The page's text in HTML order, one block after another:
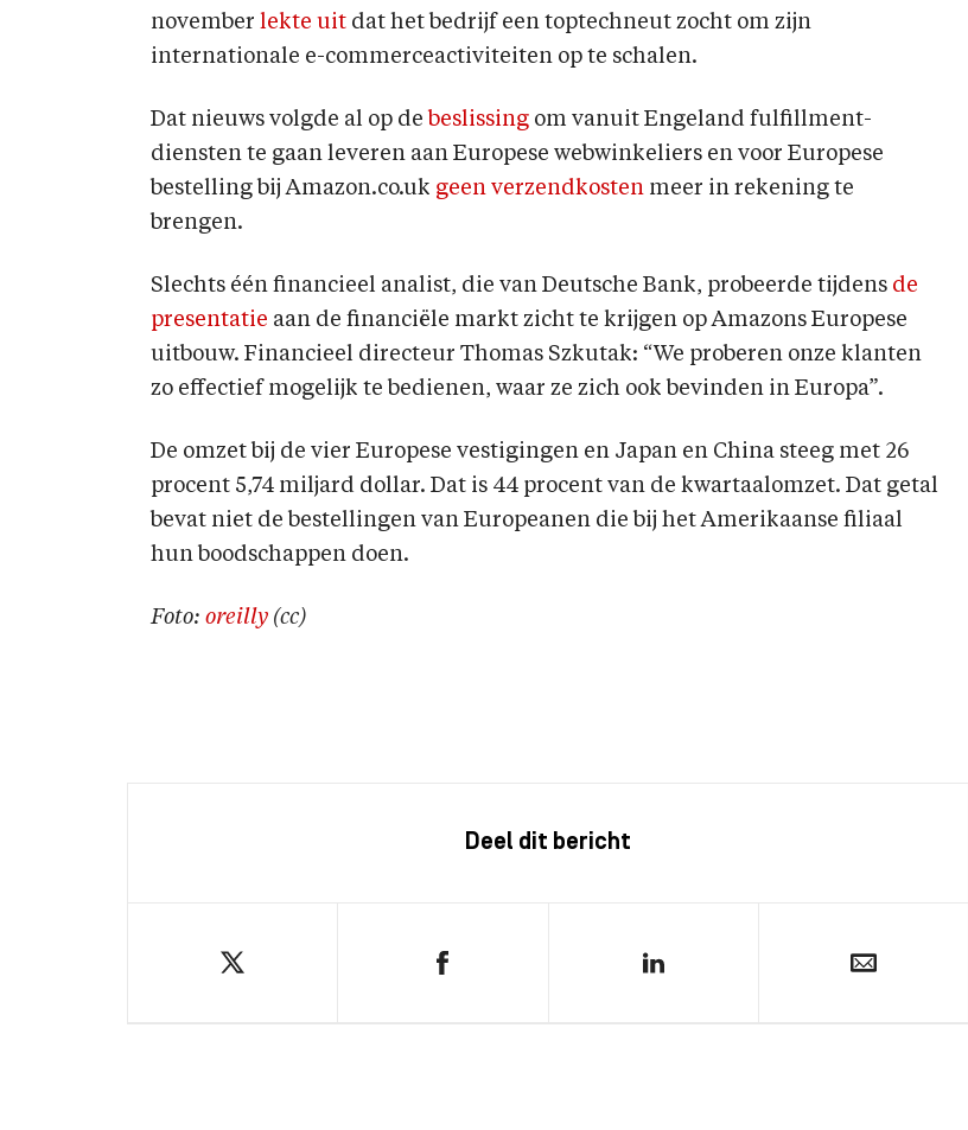
november lekte uit dat het bedrijf een toptechneut zocht om zijn
internationale e-commerceactiviteiten op te schalen.
Dat nieuws volgde al op de beslissing om vanuit Engeland fulfillment-
diensten te gaan leveren aan Europese webwinkeliers en voor Europese
bestelling bij Amazon.co.uk geen verzendkosten meer in rekening te
brengen.
Slechts één financieel analist, die van Deutsche Bank, probeerde tijdens de
presentatie aan de financiële markt zicht te krijgen op Amazons Europese
uitbouw. Financieel directeur Thomas Szkutak: “We proberen onze klanten
zo effectief mogelijk te bedienen, waar ze zich ook bevinden in Europa”.
De omzet bij de vier Europese vestigingen en Japan en China steeg met 26
procent 5,74 miljard dollar. Dat is 44 procent van de kwartaalomzet. Dat getal
bevat niet de bestellingen van Europeanen die bij het Amerikaanse filiaal
hun boodschappen doen.
Foto: oreilly (cc)
Deel dit bericht